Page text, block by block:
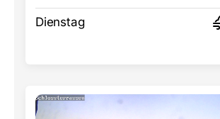
Dienstag